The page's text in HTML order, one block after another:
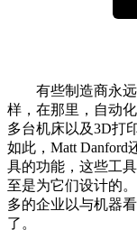
有些制造商永远
样，在那里，自动
多台机床以及3D打
如此，Matt Danford
具的功能，这些工
至是为它们设计的
多的企业以与机器
了。